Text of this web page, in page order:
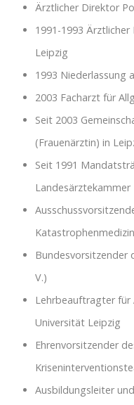
Ärztlicher Direktor
1991-1993
Leipzig
1993 Niederlassung
2003 Facharzt für
Seit 2003
(Frauenärztin) in
Seit 1991
Landesärztekammer
Katastrophenmedizin
Bundesvorsitzender
V.)
Lehrbeauftragter für
Universität Leipzig
Ehrenvorsitzender
Ausbildungsleiter